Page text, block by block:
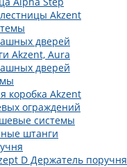
Akzent
дверей
Akzent, Aura
дверей
коробка Akzent
ограждений
системы
штанги
D Держатель поручня